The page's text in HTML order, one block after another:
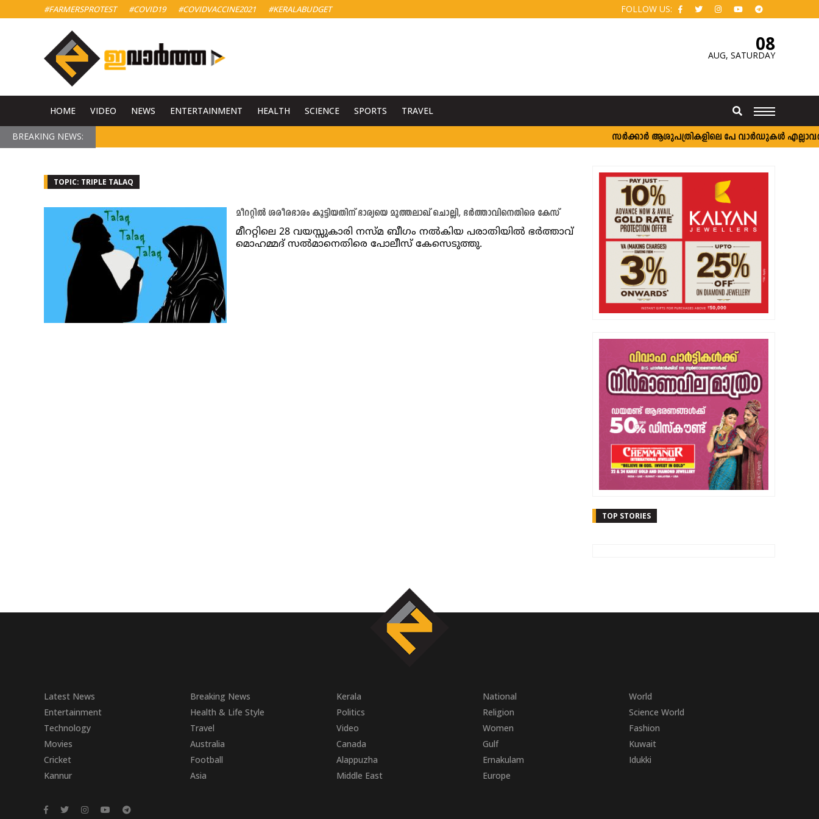
#FARMERSPROTEST #COVID19 #COVIDVACCINE2021 #KERALABUDGET FOLLOW US:
08
AUG, SATURDAY
HOME VIDEO NEWS ENTERTAINMENT HEALTH SCIENCE SPORTS TRAVEL
BREAKING NEWS: സർക്കാർ ആശുപത്രികളിലെ പേ വാർഡുകൾ
TOPIC: TRIPLE TALAQ
മീററ്റിൽ ശരീരഭാരം കൂട്ടിയതിന് ഭാര്യയെ മുത്തലാഖ് ചൊല്ലി, ഭർത്താവിനെതിരെ കേസ്
മീററ്റിലെ 28 വയസ്സുകാരി നസ്മ ബീഗം നൽകിയ പരാതിയിൽ ഭർത്താവ്
മൊഹമ്മദ് സൽമാനെതിരെ പോലീസ് കേസെടുത്തു.
TOP STORIES
Latest News Breaking News Kerala National
World
Entertainment
Health & Life Style Politics Religion
Science World
Technology
Travel Video Women
Fashion
Movies
Australia Canada Gulf
Kuwait
Cricket
Football Alappuzha Ernakulam
Idukki
Kannur
Asia Middle East Europe